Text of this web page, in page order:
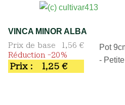
VINCA MINOR ALBA
Prix de base
1,56 €
Réduction -20%
Prix : 1,25 €
Pot
-